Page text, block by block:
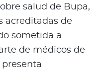
salud de Bupa,
acreditadas de
sometida a
de médicos de
presenta